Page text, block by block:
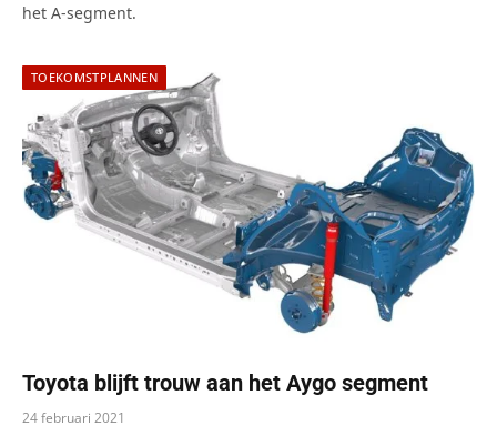
het A-segment.
TOEKOMSTPLANNEN
Toyota blijft trouw aan het Aygo segment
24 februari 2021